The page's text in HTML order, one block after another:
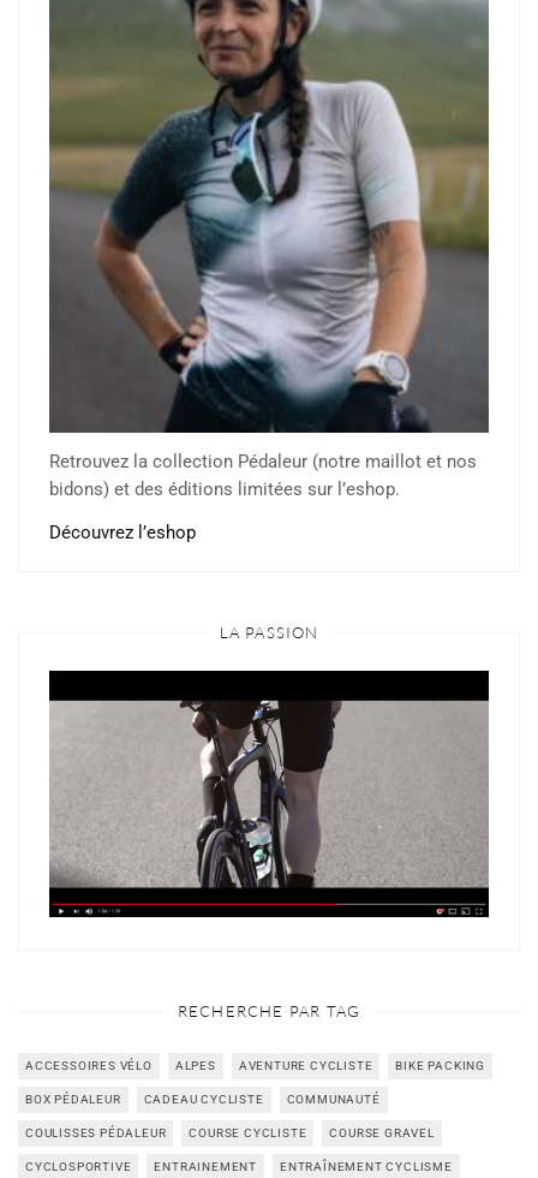
Retrouvez la collection Pédaleur (notre maillot et nos
bidons) et des éditions limitées sur l’eshop.
Découvrez l’eshop
LA PASSION
RECHERCHE PAR TAG
ACCESSOIRES VÉLO ALPES AVENTURE CYCLISTE BIKE PACKING
BOX PÉDALEUR CADEAU CYCLISTE COMMUNAUTÉ
COULISSES PÉDALEUR COURSE CYCLISTE COURSE GRAVEL
CYCLOSPORTIVE ENTRAINEMENT ENTRAÎNEMENT CYCLISME